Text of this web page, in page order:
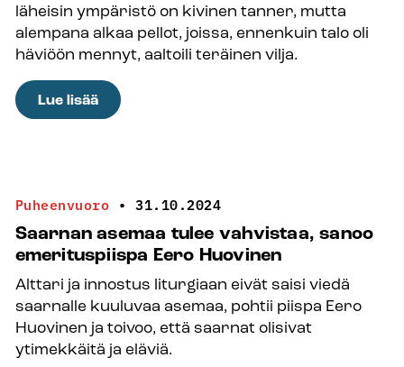
läheisin ympäristö on kivinen tanner, mutta
alempana alkaa pellot, joissa, ennenkuin talo oli
häviöön mennyt, aaltoili teräinen vilja.
Lue lisää:
Koiria,
kuttukin
–
Sastamalan
seudun
lemmikkikirkoissa
ei
kirkkovierasta
Puheenvuoro • 31.10.2024
Saarnan asemaa tulee vahvistaa, sanoo
emerituspiispa Eero Huovinen
Alttari ja innostus liturgiaan eivät saisi viedä
saarnalle kuuluvaa asemaa, pohtii piispa Eero
Huovinen ja toivoo, että saarnat olisivat
ytimekkäitä ja eläviä.